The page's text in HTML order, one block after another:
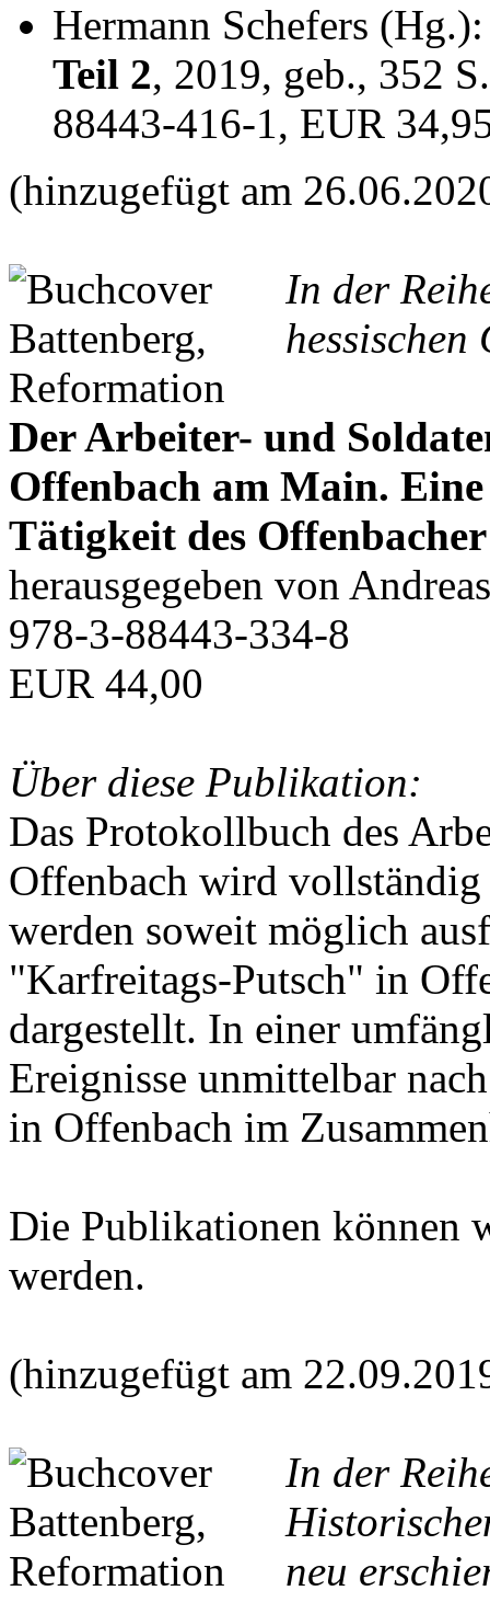
Hermann Schefers
Teil 2, 2019, geb., 352
88443-416-1, EUR
(hinzugefügt am
In der
hessischen
Der Arbeiter- und
Offenbach am Main.
Tätigkeit des
herausgegeben von
978-3-88443-334-8
EUR 44,00
Über diese Publikation:
Das Protokollbuch des
Offenbach wird
werden soweit möglich
"Karfreitags-Putsch" in
dargestellt. In einer
Ereignisse unmittelbar
in Offenbach im
Die Publikationen können
werden.
(hinzugefügt am
In der
neu